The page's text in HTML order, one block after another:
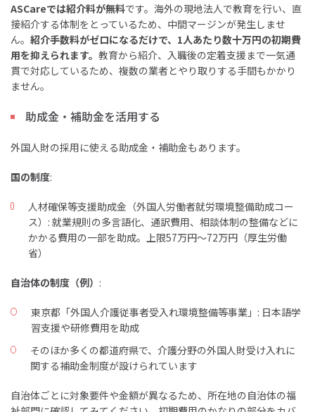
ASCareでは紹介料が無料です。海外の現地法人で教育を行い、直
接紹介する体制をとっているため、中間マージンが発生しませ
ん。 紹介手数料がゼロになるだけで、1人あたり数十万円の初期費
用を抑えられます。 教育から紹介、入職後の定着支援まで一気通
貫で対応しているため、複数の業者とやり取りする手間もかかり
ません。
助成金・補助金を活用する
外国人財の採用に使える助成金・補助金もあります。
国の制度:
人材確保等支援助成金（外国人労働者就労環境整備助成コー
ス）: 就業規則の多言語化、通訳費用、相談体制の整備などに
かかる費用の一部を助成。上限57万円〜72万円（厚生労働
省）
自治体の制度（例） :
東京都「外国人介護従事者受入れ環境整備等事業」: 日本語学
習支援や研修費用を助成
そのほか多くの都道府県で、介護分野の外国人財受け入れに
関する補助金制度が設けられています
自治体ごとに対象要件や金額が異なるため、所在地の自治体の福